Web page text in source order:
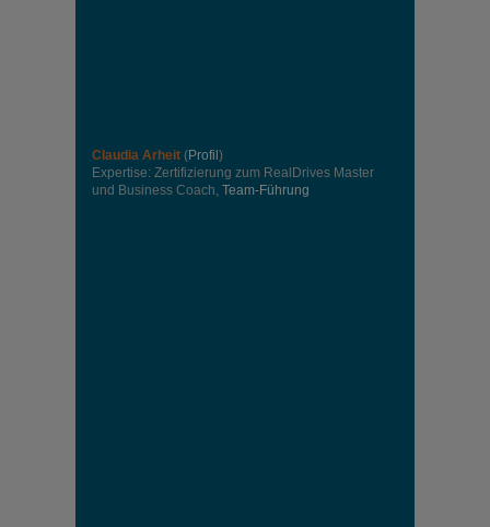
Claudia Arheit (Profil )
Expertise: Zertifizierung zum RealDrives Master
und Business Coach, Team-Führung